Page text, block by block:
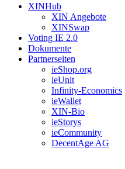
XINHub
XIN Angebote
XINSwap
Voting IE 2.0
Dokumente
Partnerseiten
ieShop.org
ieUnit
Infinity-Economics
ieWallet
XIN-Bio
ieStorys
ieCommunity
DecentAge AG